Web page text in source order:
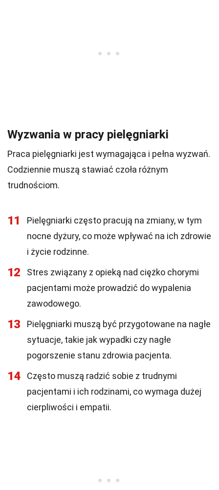
Wyzwania w pracy pielęgniarki
Praca pielęgniarki jest wymagająca i pełna wyzwań.
Codziennie muszą stawiać czoła różnym
trudnościom.
11
Pielęgniarki często pracują na zmiany, w tym
nocne dyżury, co może wpływać na ich zdrowie
i życie rodzinne.
12
Stres związany z opieką nad ciężko chorymi
pacjentami może prowadzić do wypalenia
zawodowego.
13
Pielęgniarki muszą być przygotowane na nagłe
sytuacje, takie jak wypadki czy nagłe
pogorszenie stanu zdrowia pacjenta.
14
Często muszą radzić sobie z trudnymi
pacjentami i ich rodzinami, co wymaga dużej
cierpliwości i empatii.